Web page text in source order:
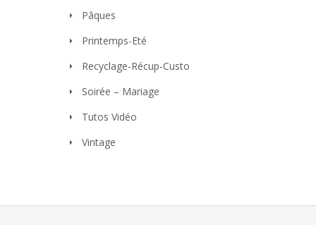
Pâques
Printemps-Eté
Recyclage-Récup-Custo
Soirée – Mariage
Tutos Vidéo
Vintage